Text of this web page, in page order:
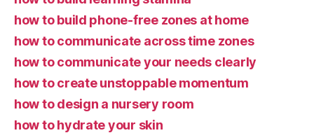
how to build phone-free zones at home
how to communicate across time zones
how to communicate your needs clearly
how to create unstoppable momentum
how to design a nursery room
how to hydrate your skin